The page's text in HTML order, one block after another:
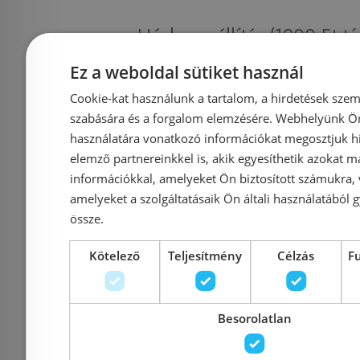
Házhozszállítás (1900 Ft-
Fizetés
Kapcsolat
Adatvédelmi tájékoztató
Általános Szerződési Feltételek
Impresszum
Ez a weboldal sütiket használ
Cookie-kat használunk a tartalom, a hirdetések
szabására és a forgalom elemzésére. Webhelyünk
használatára vonatkozó információkat megosztjuk
elemző partnereinkkel is, akik egyesíthetik azokat
információkkal, amelyeket Ön biztosított számukra,
amelyeket a szolgáltatásaik Ön általi használatából
össze.
Kötelező Teljesítmény Célzás
Besorolatlan